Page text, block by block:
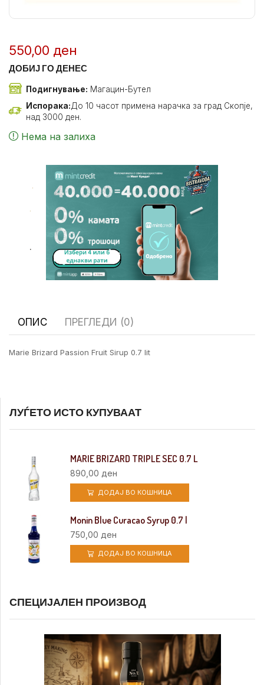
550,00 ден
ДОБИЈ ГО ДЕНЕС
Подигнување: Магацин-Бутел
Испорака:До 10 часот примена нарачка за град Скопје,
над 3000 ден.
Нема на залиха
.
.
.
ОПИС ПРЕГЛЕДИ (0)
Marie Brizard Passion Fruit Sirup 0.7 lit
ЛУЃЕТО ИСТО КУПУВААТ
MARIE BRIZARD TRIPLE SEC 0.7 L
890,00 ден
ДОДАЈ ВО КОШНИЦА
Monin Blue Curacao Syrup 0.7 l
750,00 ден
ДОДАЈ ВО КОШНИЦА
СПЕЦИЈАЛЕН ПРОИЗВОД